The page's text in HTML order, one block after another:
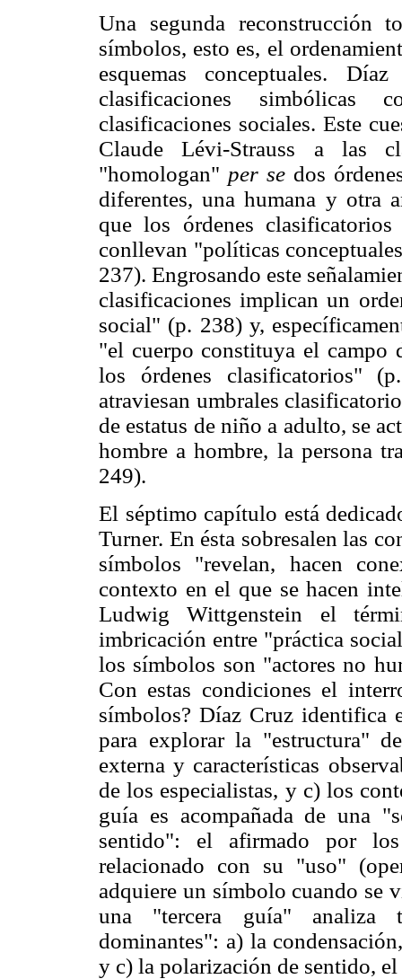
Una segunda reconstrucción
símbolos, esto es, el
esquemas conceptuales.
clasificaciones simbólicas
clasificaciones sociales. Este
Claude Lévi-Strauss a las
"homologan" per se dos
diferentes, una humana y otra
que los órdenes
conllevan "políticas
237). Engrosando este
clasificaciones implican un
social" (p. 238) y,
"el cuerpo constituya el campo
los órdenes clasificatorios"
atraviesan umbrales
de estatus de niño a adulto, se
hombre a hombre, la persona
249).
El séptimo capítulo está
Turner. En ésta sobresalen las
símbolos "revelan, hacen
contexto en el que se hacen
Ludwig Wittgenstein el
imbricación entre "práctica
los símbolos son "actores no
Con estas condiciones el
símbolos? Díaz Cruz identifica
para explorar la "estructura"
externa y características
de los especialistas, y c) los
guía es acompañada de una
sentido": el afirmado por
relacionado con su "uso"
adquiere un símbolo cuando se
una "tercera guía" analiza
dominantes": a) la
y c) la polarización de sentido,